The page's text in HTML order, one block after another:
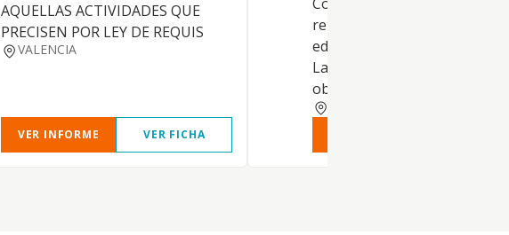
AQUELLAS ACTIVIDADES QUE
PRECISEN POR LEY DE REQUIS
VALENCIA
VER INFORME VER FICHA
reparación y conservación de
edificaciones (CNAE 4121 y
Las actividades integrantes
objeto